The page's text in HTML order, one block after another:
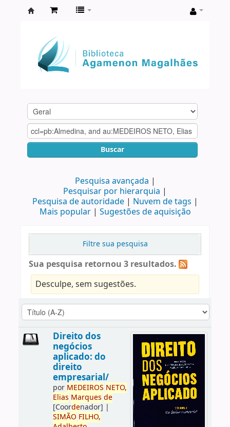
Agamenon
Magalhães
Buscar
Pesquisa avançada
Pesquisar por hierarquia
Pesquisa de autoridade
Nuvem de tags
Mais popular
Sugestões de aquisição
Filtre sua pesquisa
Sua pesquisa retornou 3 resultados.
Desculpe, sem sugestões.
Direito dos
negócios
aplicado: do
direito
empresarial/
por MEDEIROS NETO,
Elias Marques de
[Coordenador] |
SIMÃO FILHO,